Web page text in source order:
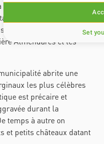
Marianao. Cette
et pas une seule
a été réduite à 22
Almendares et les
abrite une
les plus célèbres
est précaire et
durant la
temps à autre on
et petits châteaux datant
Set